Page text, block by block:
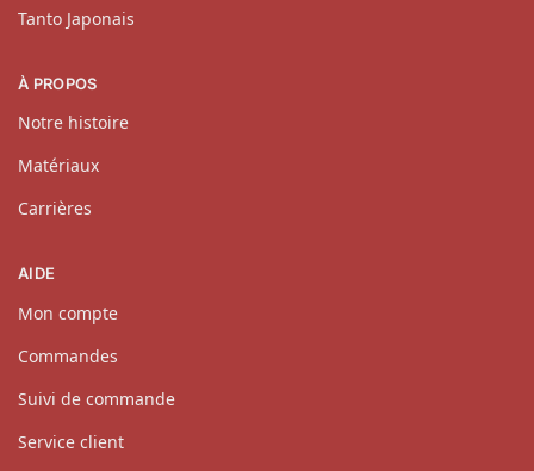
Tanto Japonais
À PROPOS
Notre histoire
Matériaux
Carrières
AIDE
Mon compte
Commandes
Suivi de commande
Service client